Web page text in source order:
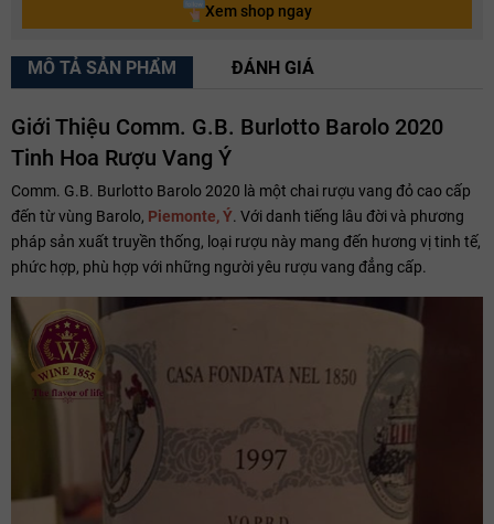
Xem shop ngay
MÔ TẢ SẢN PHẨM ĐÁNH GIÁ
Giới Thiệu Comm. G.B. Burlotto Barolo 2020
Tinh Hoa Rượu Vang Ý
Comm. G.B. Burlotto Barolo 2020 là một chai rượu vang đỏ cao cấp
đến từ vùng Barolo, Piemonte, Ý. Với danh tiếng lâu đời và phương
pháp sản xuất truyền thống, loại rượu này mang đến hương vị tinh tế,
phức hợp, phù hợp với những người yêu rượu vang đẳng cấp.